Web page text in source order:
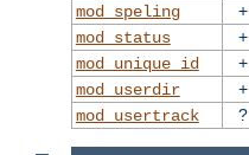
mod_speling
+
mod_status
+
mod_unique_id
+
mod_userdir
+
mod_usertrack
?